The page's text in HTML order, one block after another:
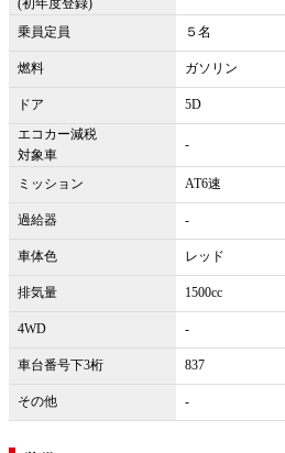
乗員定員 ５名
燃料 ガソリン
ドア
5D
エコカー減税
対象車
-
ミッション AT6速
過給器 -
車体色 レッド
排気量 1500cc
4WD -
車台番号下3桁 837
その他 -